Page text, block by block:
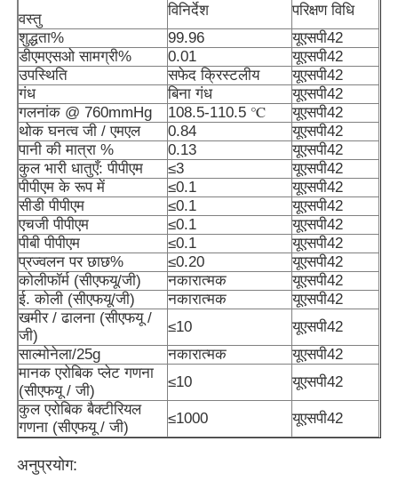
घर
उत्पाद
वीडियो
वस्तु
विनिर्देश
परिक्षण विधि
शुद्धता%
99.96
यूएसपी42
डीएमएसओ सामग्री%
0.01
यूएसपी42
उपस्थिति
सफेद क्रिस्टलीय
यूएसपी42
गंध
बिना गंध
यूएसपी42
गलनांक @ 760mmHg
108.5-110.5 ℃
यूएसपी42
थोक घनत्व जी / एमएल
0.84
यूएसपी42
पानी की मात्रा %
0.13
यूएसपी42
कुल भारी धातुएँ: पीपीएम
≤3
यूएसपी42
पीपीएम के रूप में
≤0.1
यूएसपी42
सीडी पीपीएम
≤0.1
यूएसपी42
एचजी पीपीएम
≤0.1
यूएसपी42
पीबी पीपीएम
≤0.1
यूएसपी42
प्रज्वलन पर छाछ%
≤0.20
यूएसपी42
कोलीफॉर्म (सीएफयू/जी)
नकारात्मक
यूएसपी42
ई. कोली (सीएफयू/जी)
नकारात्मक
यूएसपी42
खमीर / ढालना (सीएफयू /
जी)
≤10
यूएसपी42
साल्मोनेला/25g
नकारात्मक
यूएसपी42
मानक एरोबिक प्लेट गणना
(सीएफयू / जी)
≤10
यूएसपी42
कुल एरोबिक बैक्टीरियल
गणना (सीएफयू / जी)
≤1000 यूएसपी42
अनुप्रयोग: